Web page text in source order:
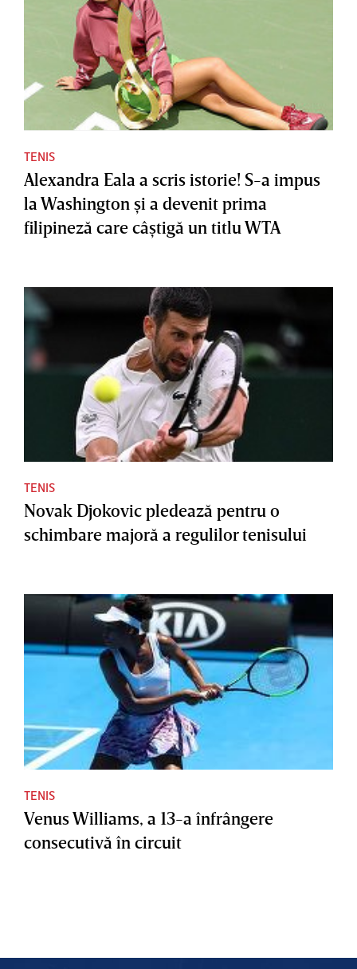
TENIS
Alexandra Eala a scris istorie! S-a impus
la Washington şi a devenit prima
filipineză care câştigă un titlu WTA
TENIS
Novak Djokovic pledează pentru o
schimbare majoră a regulilor tenisului
TENIS
Venus Williams, a 13-a înfrângere
consecutivă în circuit